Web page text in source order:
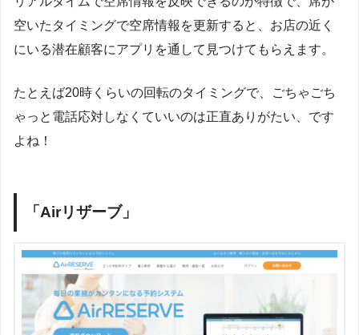
空いたタイミングで空席情報を更新すると、お店の近く
にいる潜在顧客にアプリを通して見つけてもらえます。
たとえば20時くらいの回転のタイミングで、ごちゃごち
ゃっと電話応対しなくていいのは正直ありがたい、です
よね！
「Airリザーブ」